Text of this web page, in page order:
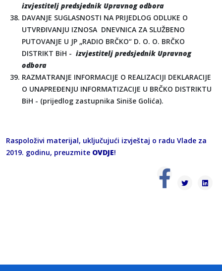
izvjestitelj predsjednik Upravnog odbora
DAVANJE SUGLASNOSTI NA PRIJEDLOG ODLUKE O
UTVRĐIVANJU IZNOSA DNEVNICA ZA SLUŽBENO
PUTOVANJE U JP „RADIO BRČKO“ D. O. O. BRČKO
DISTRIKT BiH - izvjestitelj predsjednik Upravnog
odbora
RAZMATRANJE INFORMACIJE O REALIZACIJI DEKLARACIJE
O UNAPREĐENJU INFORMATIZACIJE U BRČKO DISTRIKTU
BiH - (prijedlog zastupnika Siniše Golića).
Raspoloživi materijal, uključujući izvještaj o radu Vlade za
2019. godinu, preuzmite OVDJE!